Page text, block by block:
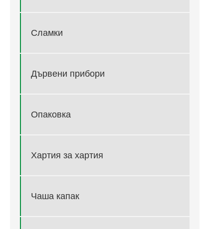
Сламки
Дървени прибори
Опаковка
Хартия за хартия
Чаша капак